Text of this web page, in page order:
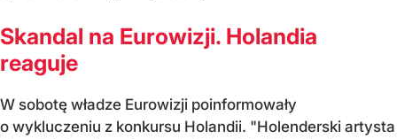
Skandal na Eurowizji. Holandia
reaguje
W sobotę władze Eurowizji poinformowały
o wykluczeniu z konkursu Holandii. "Holenderski artysta